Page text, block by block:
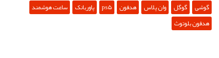
گوشی گوگل وان پلاس هدفون ps5 پاوربانک ساعت هوشمند
هدفون بلوتوث